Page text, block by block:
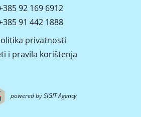
92 169 6912
91 442 1888
privatnosti
i pravila korištenja
powered by SIGIT Agency